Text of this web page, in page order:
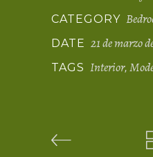
CATEGORY
DATE 21 de marzo
TAGS Interior,